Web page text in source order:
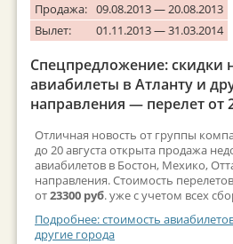
Продажа: 09.08.2013 — 20.08.2013
Вылет:
01.11.2013 — 31.03.2014
Спецпредложение: скидки
авиабилеты в Атланту и
направления — перелет от
Отличная новость от группы
до 20 августа открыта продажа
авиабилетов в Бостон, Мехико,
направления. Стоимость
от23300 руб. уже с учетом всех
Подробнее: стоимость
другие города